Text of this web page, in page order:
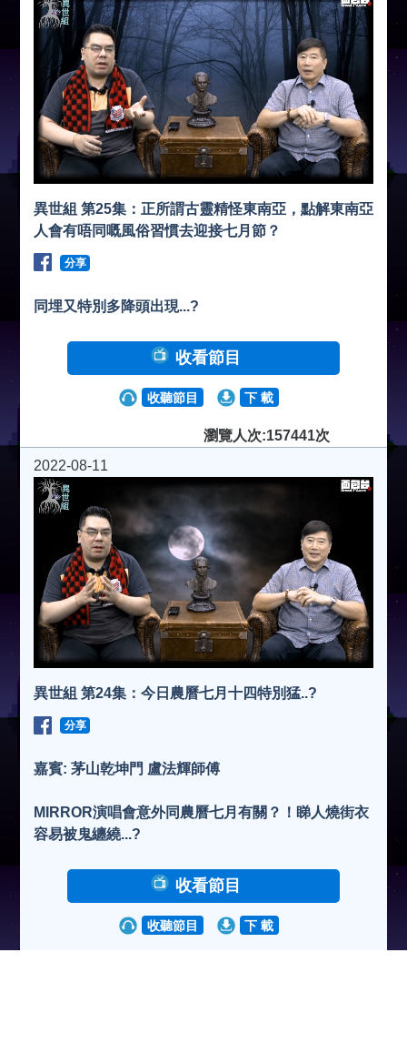
異世組 第25集：正所謂古靈精怪東南亞，點解東南亞
人會有唔同嘅風俗習慣去迎接七月節？
分享
同埋又特別多降頭出現...?
收看節目
收聽節目 下 載
瀏覽人次:157441次
2022-08-11
異世組 第24集：今日農曆七月十四特別猛..?
分享
嘉賓: 茅山乾坤門 盧法輝師傅
MIRROR演唱會意外同農曆七月有關？！睇人燒街衣
容易被鬼纏繞...?
收看節目
收聽節目 下 載